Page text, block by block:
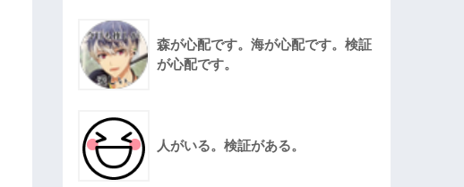
森が心配です。海が心配です。検証
が心配です。
人がいる。検証がある。